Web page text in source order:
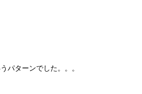
パターンでした。。。